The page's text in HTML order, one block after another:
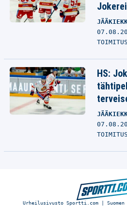
TOIMITUS
HS:
TOIMITUS
Urheilusivusto Sportti.com |